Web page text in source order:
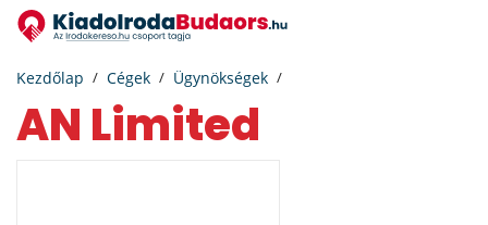
Kezdőlap Cégek Ügynökségek
AN Limited